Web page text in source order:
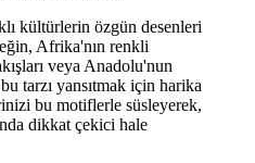
kültürlerin özgün desenleri
Afrika'nın renkli
veya Anadolu'nun
tarzı yansıtmak için harika
bu motiflerle süsleyerek,
dikkat çekici hale